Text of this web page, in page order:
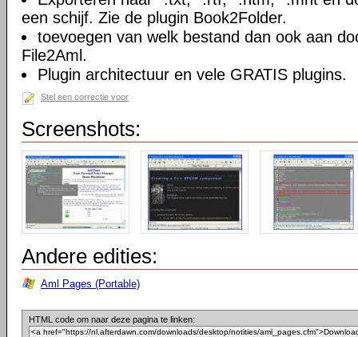
een schijf. Zie de plugin Book2Folder.
toevoegen van welk bestand dan ook aan
File2Aml.
Plugin architectuur en vele GRATIS plugins.
Stel een correctie voor
Screenshots:
Andere edities:
Aml Pages (Portable)
HTML code om naar deze pagina te linken: